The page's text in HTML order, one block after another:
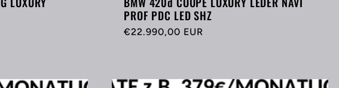
PROF PDC LED SHZ
Normaler
€22.990,00 EUR